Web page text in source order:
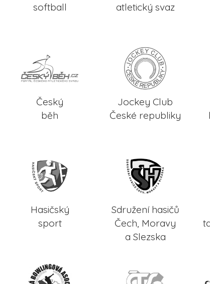
softball
atletický svaz
Český
běh
Jockey Club
České republiky
Hasičský
sport
Sdružení hasičů
Čech, Moravy
a Slezska